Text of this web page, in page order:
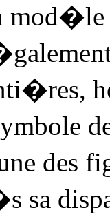
des
sa